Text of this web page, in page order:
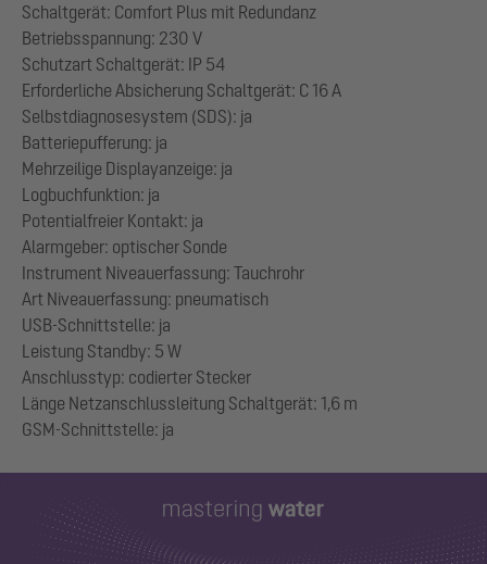
Schaltgerät: Comfort Plus mit Redundanz
Betriebsspannung: 230 V
Schutzart Schaltgerät: IP 54
Erforderliche Absicherung Schaltgerät: C 16 A
Selbstdiagnosesystem (SDS): ja
Batteriepufferung: ja
Mehrzeilige Displayanzeige: ja
Logbuchfunktion: ja
Potentialfreier Kontakt: ja
Alarmgeber: optischer Sonde
Instrument Niveauerfassung: Tauchrohr
Art Niveauerfassung: pneumatisch
USB-Schnittstelle: ja
Leistung Standby: 5 W
Anschlusstyp: codierter Stecker
Länge Netzanschlussleitung Schaltgerät: 1,6 m